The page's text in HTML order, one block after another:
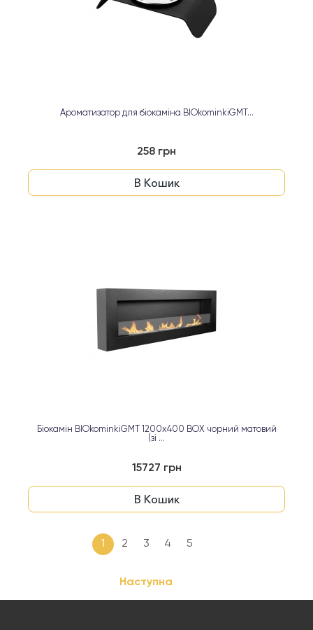
Ароматизатор для біокаміна BIOkominkiGMT...
258 грн
В Кошик
Біокамін BIOkominkiGMT 1200х400 BOX чорний матовий
(зі ...
15727 грн
В Кошик
1 2 3 4 5
Наступна